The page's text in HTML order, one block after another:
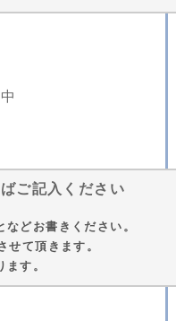
ご記入ください
どお書きください。
せて頂きます。
す。